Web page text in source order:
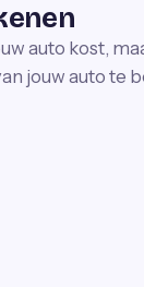
auto kost,
jouw auto te